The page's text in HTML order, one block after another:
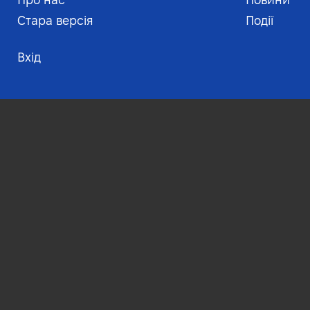
Меню нижнього
Стара версія
Меню
Вхід
Події